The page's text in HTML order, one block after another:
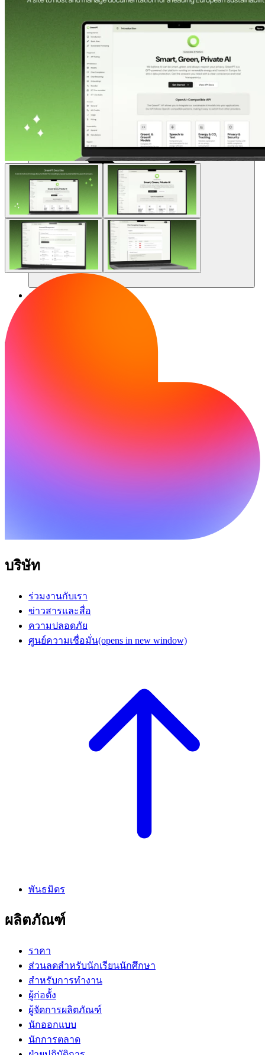
แหล่งข้อมูล
ชุมชน
บริษัท
ร่วมงานกับเรา
ข่าวสารและสื่อ
ความปลอดภัย
ศูนย์ความเชื่อมั่น(opens in new window)
พันธมิตร
ผลิตภัณฑ์
ราคา
ส่วนลดสำหรับนักเรียนนักศึกษา
สำหรับการทำงาน
ผู้ก่อตั้ง
ผู้จัดการผลิตภัณฑ์
นักออกแบบ
นักการตลาด